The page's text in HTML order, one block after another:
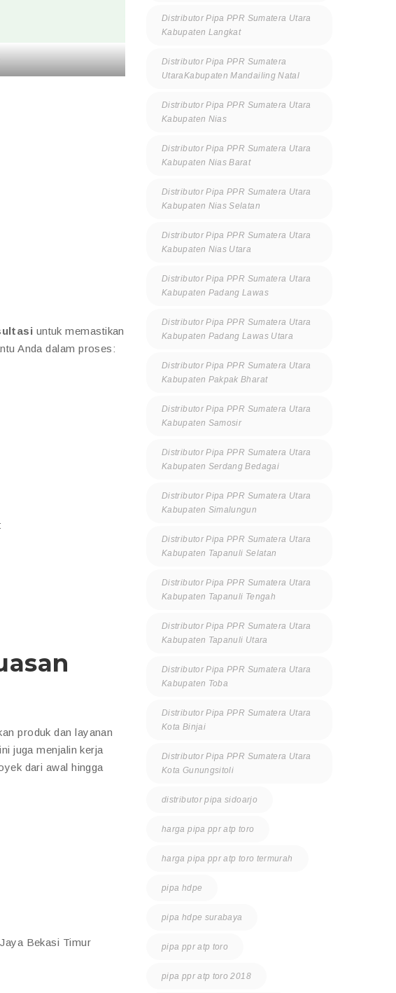
untuk memastikan
Anda dalam proses:
produk dan layanan
juga menjalin kerja
dari awal hingga
Bekasi Timur
Distributor Pipa PPR Sumatera Utara
Kabupaten Langkat
Distributor Pipa PPR Sumatera
UtaraKabupaten Mandailing Natal
Distributor Pipa PPR Sumatera Utara
Kabupaten Nias
Distributor Pipa PPR Sumatera Utara
Kabupaten Nias Barat
Distributor Pipa PPR Sumatera Utara
Kabupaten Nias Selatan
Distributor Pipa PPR Sumatera Utara
Kabupaten Nias Utara
Distributor Pipa PPR Sumatera Utara
Kabupaten Padang Lawas
Distributor Pipa PPR Sumatera Utara
Kabupaten Padang Lawas Utara
Distributor Pipa PPR Sumatera Utara
Kabupaten Pakpak Bharat
Distributor Pipa PPR Sumatera Utara
Kabupaten Samosir
Distributor Pipa PPR Sumatera Utara
Kabupaten Serdang Bedagai
Distributor Pipa PPR Sumatera Utara
Kabupaten Simalungun
Distributor Pipa PPR Sumatera Utara
Kabupaten Tapanuli Selatan
Distributor Pipa PPR Sumatera Utara
Kabupaten Tapanuli Tengah
Distributor Pipa PPR Sumatera Utara
Kabupaten Tapanuli Utara
Distributor Pipa PPR Sumatera Utara
Kabupaten Toba
Distributor Pipa PPR Sumatera Utara
Kota Binjai
Distributor Pipa PPR Sumatera Utara
Kota Gunungsitoli
distributor pipa sidoarjo
harga pipa ppr atp toro
harga pipa ppr atp toro termurah
pipa hdpe
pipa hdpe surabaya
pipa ppr atp toro
pipa ppr atp toro 2018